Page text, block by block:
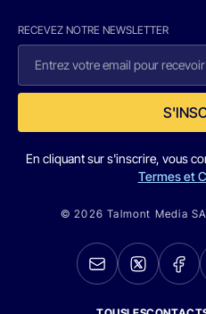
RECEVEZ NOTRE NEWSLETTER
En cliquant sur s'inscrire, vous
Termes et
© 2026 Talmont Media